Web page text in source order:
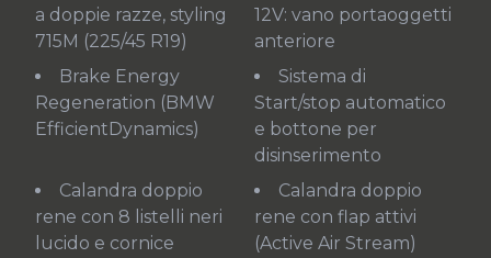
a doppie razze, styling
715M (225/45 R19)
12V: vano portaoggetti
anteriore
Brake Energy
Regeneration (BMW
EfficientDynamics)
Sistema di
Start/stop automatico
e bottone per
disinserimento
Calandra doppio
rene con 8 listelli neri
lucido e cornice
Calandra doppio
rene con flap attivi
(Active Air Stream)